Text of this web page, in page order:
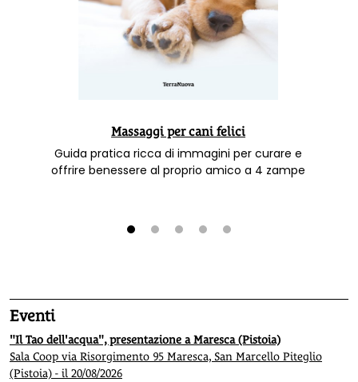
Massaggi per cani felici
Guida pratica ricca di immagini per curare e
offrire benessere al proprio amico a 4 zampe
Eventi
"Il Tao dell'acqua", presentazione a Maresca (Pistoia)
Sala Coop via Risorgimento 95 Maresca, San Marcello Piteglio
(Pistoia) - il 20/08/2026